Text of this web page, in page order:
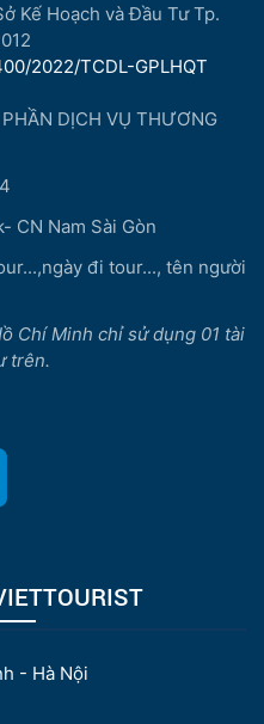
Kế Hoạch và Đầu Tư Tp.
2022/TCDL-GPLHQT
DỊCH VỤ THƯƠNG
CN Nam Sài Gòn
đi tour..., tên người
Chí Minh chỉ sử dụng 01 tài
trên.
- Hà Nội